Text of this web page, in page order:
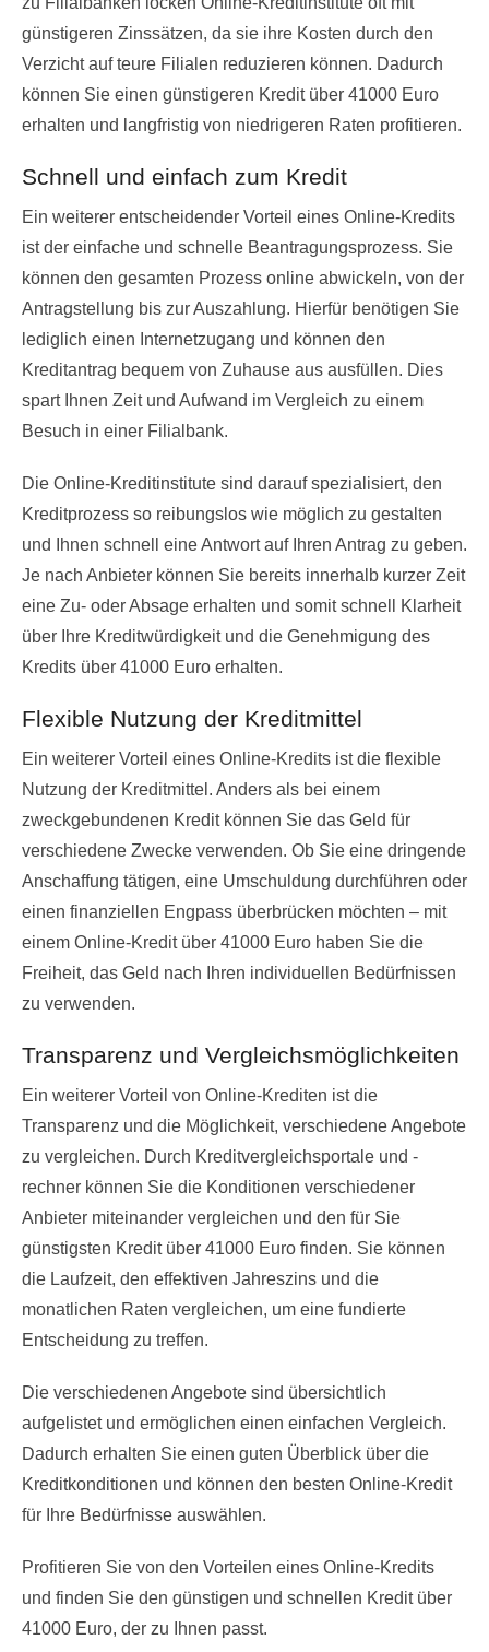
günstigeren Zinssätzen, da sie ihre Kosten durch den
Verzicht auf teure Filialen reduzieren können. Dadurch
können Sie einen günstigeren Kredit über 41000 Euro
erhalten und langfristig von niedrigeren Raten profitieren.
Schnell und einfach zum Kredit
Ein weiterer entscheidender Vorteil eines Online-Kredits
ist der einfache und schnelle Beantragungsprozess. Sie
können den gesamten Prozess online abwickeln, von der
Antragstellung bis zur Auszahlung. Hierfür benötigen Sie
lediglich einen Internetzugang und können den
Kreditantrag bequem von Zuhause aus ausfüllen. Dies
spart Ihnen Zeit und Aufwand im Vergleich zu einem
Besuch in einer Filialbank.
Die Online-Kreditinstitute sind darauf spezialisiert, den
Kreditprozess so reibungslos wie möglich zu gestalten
und Ihnen schnell eine Antwort auf Ihren Antrag zu geben.
Je nach Anbieter können Sie bereits innerhalb kurzer Zeit
eine Zu- oder Absage erhalten und somit schnell Klarheit
über Ihre Kreditwürdigkeit und die Genehmigung des
Kredits über 41000 Euro erhalten.
Flexible Nutzung der Kreditmittel
Ein weiterer Vorteil eines Online-Kredits ist die flexible
Nutzung der Kreditmittel. Anders als bei einem
zweckgebundenen Kredit können Sie das Geld für
verschiedene Zwecke verwenden. Ob Sie eine dringende
Anschaffung tätigen, eine Umschuldung durchführen oder
einen finanziellen Engpass überbrücken möchten – mit
einem Online-Kredit über 41000 Euro haben Sie die
Freiheit, das Geld nach Ihren individuellen Bedürfnissen
zu verwenden.
Transparenz und Vergleichsmöglichkeiten
Ein weiterer Vorteil von Online-Krediten ist die
Transparenz und die Möglichkeit, verschiedene Angebote
zu vergleichen. Durch Kreditvergleichsportale und -
rechner können Sie die Konditionen verschiedener
Anbieter miteinander vergleichen und den für Sie
günstigsten Kredit über 41000 Euro finden. Sie können
die Laufzeit, den effektiven Jahreszins und die
monatlichen Raten vergleichen, um eine fundierte
Entscheidung zu treffen.
Die verschiedenen Angebote sind übersichtlich
aufgelistet und ermöglichen einen einfachen Vergleich.
Dadurch erhalten Sie einen guten Überblick über die
Kreditkonditionen und können den besten Online-Kredit
für Ihre Bedürfnisse auswählen.
Profitieren Sie von den Vorteilen eines Online-Kredits
und finden Sie den günstigen und schnellen Kredit über
41000 Euro, der zu Ihnen passt.